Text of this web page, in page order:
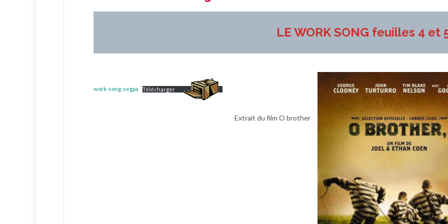
LE WORK SONG feuilles 4 et
work-song-segpa Télécharger
Extrait du film O brother